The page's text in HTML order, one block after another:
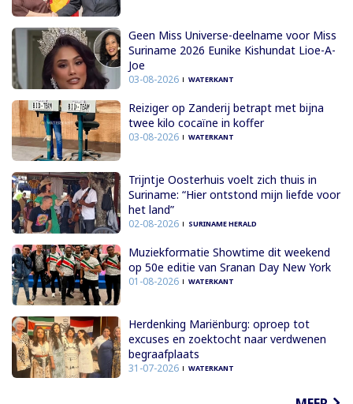
Geen Miss Universe-deelname voor Miss
Suriname 2026 Eunike Kishundat Lioe-A-
Joe
03-08-2026 WATERKANT
Reiziger op Zanderij betrapt met bijna
twee kilo cocaïne in koffer
03-08-2026 WATERKANT
Trijntje Oosterhuis voelt zich thuis in
Suriname: “Hier ontstond mijn liefde voor
het land”
02-08-2026 SURINAME HERALD
Muziekformatie Showtime dit weekend
op 50e editie van Sranan Day New York
01-08-2026 WATERKANT
Herdenking Mariënburg: oproep tot
excuses en zoektocht naar verdwenen
begraafplaats
31-07-2026 WATERKANT